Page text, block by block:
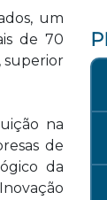
um
de 70
superior
na
de
da